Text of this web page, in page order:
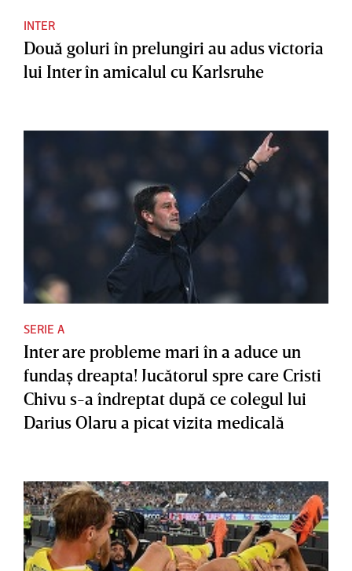
INTER
Două goluri în prelungiri au adus victoria
lui Inter în amicalul cu Karlsruhe
SERIE A
Inter are probleme mari în a aduce un
fundaş dreapta! Jucătorul spre care Cristi
Chivu s-a îndreptat după ce colegul lui
Darius Olaru a picat vizita medicală